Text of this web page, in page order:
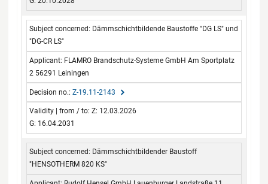
Dämmschichtbildende Baustoffe "DG LS" und
"DG-CR LS"
FLAMRO Brandschutz-Systeme GmbH Am Sportplatz
2 56291 Leiningen
Z-19.11-2143
Z: 12.03.2026
G: 16.04.2031
Dämmschichtbildender Baustoff
"HENSOTHERM 820 KS"